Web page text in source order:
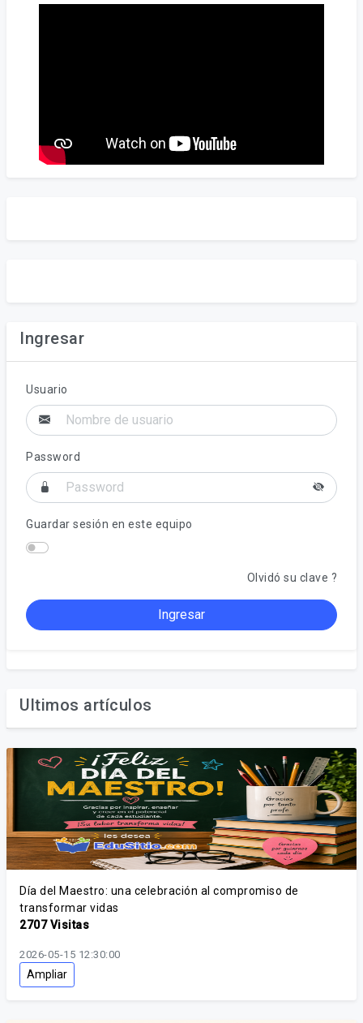
Ingresar
Usuario
Password
Guardar sesión en este equipo
Olvidó su clave ?
Ingresar
Ultimos artículos
Día del Maestro: una celebración al compromiso de
transformar vidas
2707 Visitas
2026-05-15 12:30:00
Ampliar